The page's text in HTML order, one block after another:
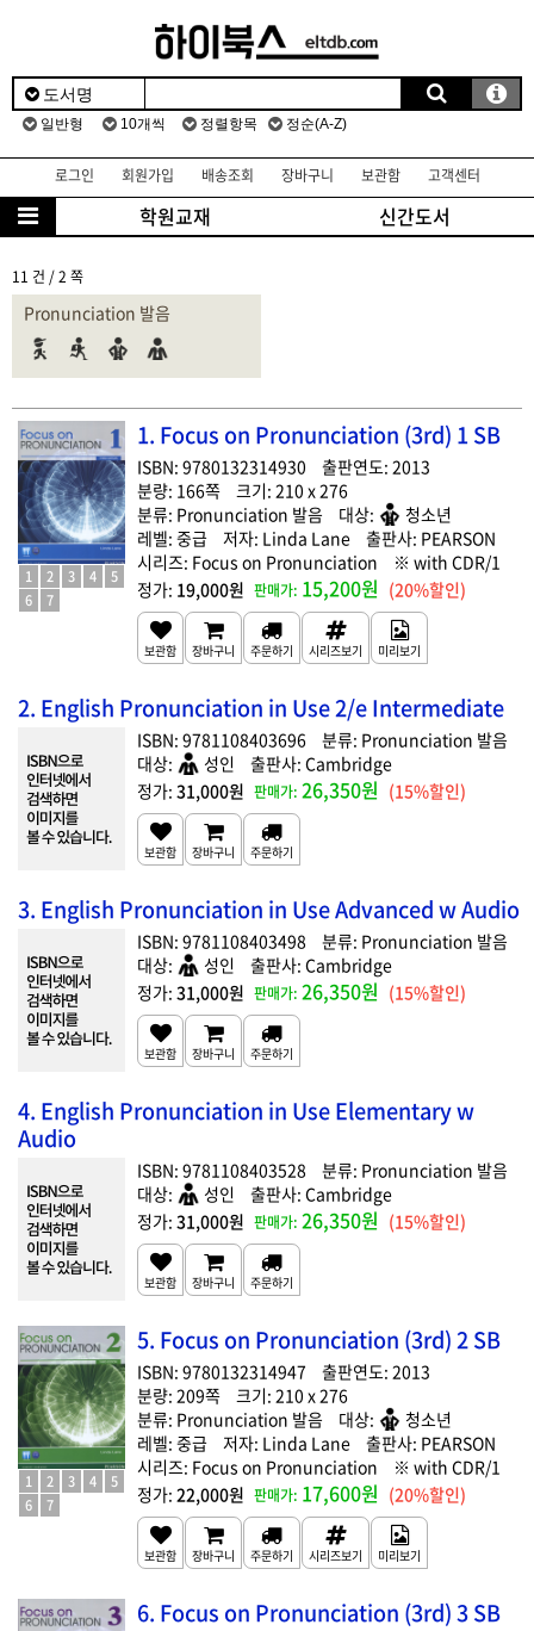
학원교재 신간도서
로그인 회원가입 배송조회 장바구니 보관함 고객센터
11 건 / 2 쪽
Pronunciation 발음
1. Focus on Pronunciation (3rd) 1 SB
1 2 3 4
5
6
7
9780132314930
2013
166
210 x 276
Pronunciation 발음
청소년
중급
Linda Lane
PEARSON
Focus on Pronunciation
with CDR/1
19,000원
15,200원 (20%할인)
2. English Pronunciation in Use 2/e Intermediate
9781108403696
Pronunciation 발음
성인
Cambridge
31,000원
26,350원 (15%할인)
3. English Pronunciation in Use Advanced w Audio
9781108403498
Pronunciation 발음
성인
Cambridge
31,000원
26,350원 (15%할인)
4. English Pronunciation in Use Elementary w
Audio
9781108403528
Pronunciation 발음
성인
Cambridge
31,000원
26,350원 (15%할인)
5. Focus on Pronunciation (3rd) 2 SB
1 2 3 4
5
6
7
9780132314947
2013
209
210 x 276
Pronunciation 발음
청소년
중급
Linda Lane
PEARSON
Focus on Pronunciation
with CDR/1
22,000원
17,600원 (20%할인)
6. Focus on Pronunciation (3rd) 3 SB